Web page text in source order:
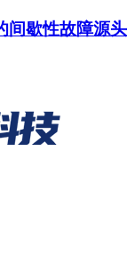
间歇性故障源头